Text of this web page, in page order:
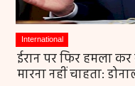
International
ईरान पर फिर हमला
मारना नहीं चाहता: